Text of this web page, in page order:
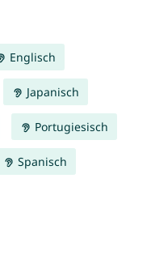
Englisch
Japanisch
Portugiesisch
Spanisch